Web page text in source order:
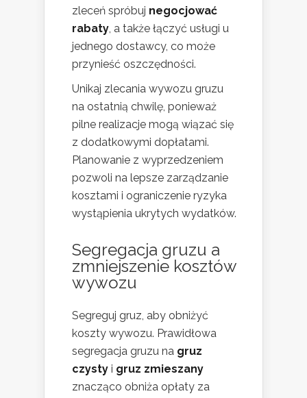
zleceń spróbuj negocjować
rabaty , a także łączyć usługi u
jednego dostawcy, co może
przynieść oszczędności.
Unikaj zlecania wywozu gruzu
na ostatnią chwilę, ponieważ
pilne realizacje mogą wiązać się
z dodatkowymi dopłatami.
Planowanie z wyprzedzeniem
pozwoli na lepsze zarządzanie
kosztami i ograniczenie ryzyka
wystąpienia ukrytych wydatków.
Segregacja gruzu a
zmniejszenie kosztów
wywozu
Segreguj gruz, aby obniżyć
koszty wywozu. Prawidłowa
segregacja gruzu na gruz
czysty i gruz zmieszany
znacząco obniża opłaty za